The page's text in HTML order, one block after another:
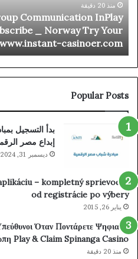
InPlay
Cassino
Customer
Subscribe
_
Norway
Try
Your
https://www.instant-
casinoer.com/
منذ 20 دقيقة
Communication InPlay
_ Norway Try Your
casinoer.com/
Popular Posts
بدأ التسجيل
إبداع مصر
ديسمبر 31, 2024
– kompletný sprievodca
od registrácie po výbery
يناير 26, 2015
Όταν Ποντάρετε Ψηφιακά
Play & Claim Spinanga Casino
منذ 20 دقيقة